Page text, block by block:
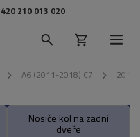
210 013 020
A6 (2011-2018) C7 2013
Nosiče kol na zadní
dveře